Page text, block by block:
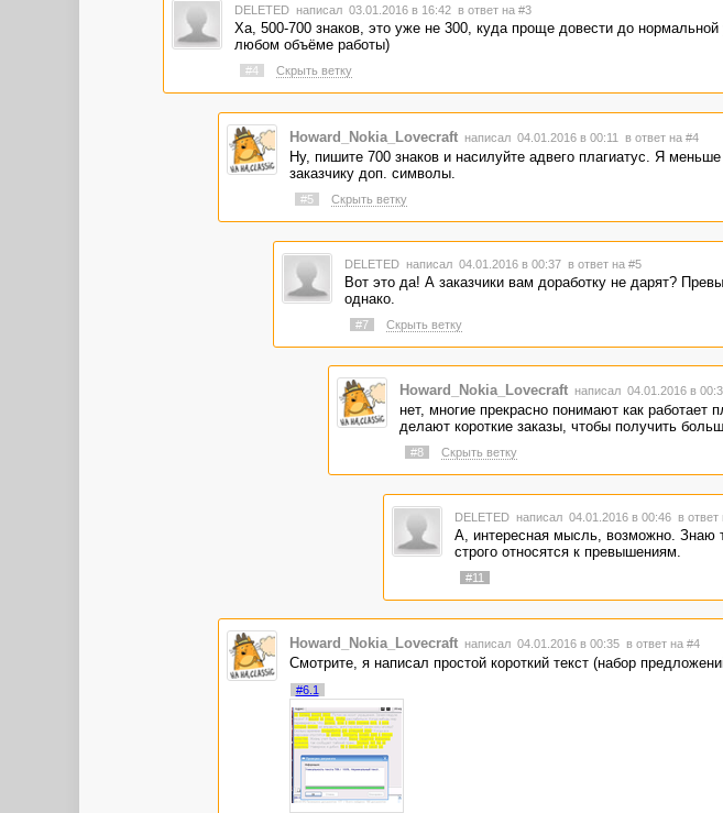
DELETED написал 03.01.2016 в 16:42 в ответ на #3
Ха, 500-700 знаков, это уже не 300, куда проще довести до
любом объёме работы)
#4 Скрыть ветку
Howard_Nokia_Lovecraft написал 04.01.2016 в 00:11 в ответ на #4
Ну, пишите 700 знаков и насилуйте адвего плагиатус. Я
заказчику доп. символы.
#5 Скрыть ветку
DELETED написал 04.01.2016 в 00:37 в ответ на #5
Вот это да! А заказчики вам доработку не дарят?
однако.
#7 Скрыть ветку
Howard_Nokia_Lovecraft написал 04.01.2016 в
нет, многие прекрасно понимают как
делают короткие заказы, чтобы получить
#8 Скрыть ветку
DELETED написал 04.01.2016 в 00:46 в ответ
А, интересная мысль, возможно. Знаю
строго относятся к превышениям.
#11
Howard_Nokia_Lovecraft написал 04.01.2016 в 00:35 в ответ на #4
Смотрите, я написал простой короткий текст (набор
#6.1